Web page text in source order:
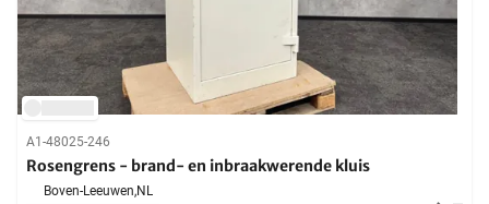
A1-48025-246
Rosengrens - brand- en inbraakwerende kluis
Boven-Leeuwen,NL